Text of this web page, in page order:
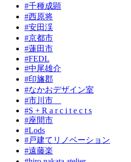
#千種成顕
#西原将
#安田渓
#京都市
#蓮田市
#FEDL
#中尾雄介
#印旛郡
#なかおデザイン室
#市川市
#S + R a r c i t e c t s
#座間市
#Lods
#戸建てリノベーション
#遠藤楽